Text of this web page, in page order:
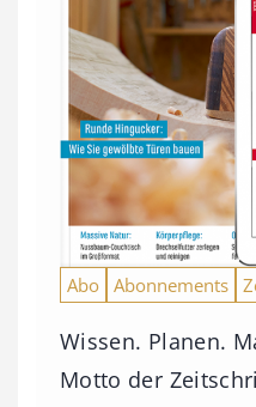
Abo Abonnements
Wissen. Planen.
Motto der